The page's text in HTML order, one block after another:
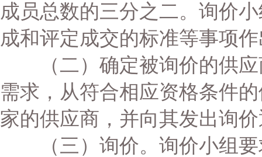
成员总数的三分之二。询价
成和评定成交的标准等事项
（二）确定被询价的供应
需求，从符合相应资格条件
家的供应商，并向其发出询
（三）询价。询价小组要